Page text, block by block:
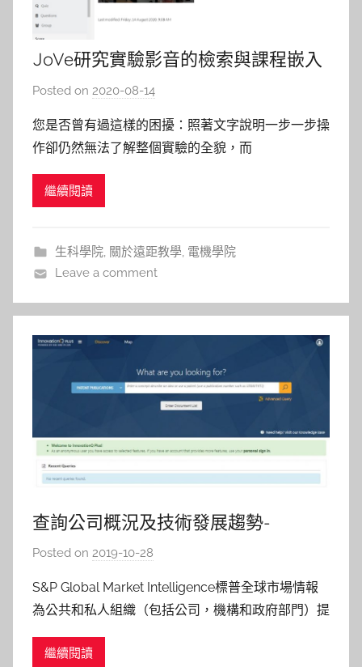
JoVe研究實驗影音的檢索與課程嵌入
Posted on 2020-08-14
c
a
n
您是否曾有過這樣的困擾：照著文字說明一步一步操
作卻仍然無法了解整個實驗的全貌，而
JoVE(Journal of Visualized Experiments)影音型電
子期刊以動態錄影方式將複雜且多面向實驗過程記錄
繼續閱讀
生科學院, 關於遠距教學, 電機學院
Leave a comment
查詢公司概況及技術發展趨勢-
InnovationQ Plus
Posted on 2019-10-28
c
a
S&P Global Market Intelligence標普全球市場情報
為公共和私人組織（包括公司，機構和政府部門）提
Assignees”值將組織和專利資訊串連，使專利與“最
繼續閱讀